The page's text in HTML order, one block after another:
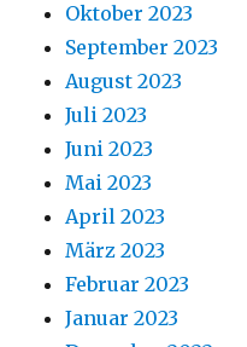
Oktober 2023
September 2023
August 2023
Juli 2023
Juni 2023
Mai 2023
April 2023
März 2023
Februar 2023
Januar 2023